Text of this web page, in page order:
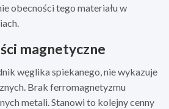
obecności tego materiału w
magnetyczne
węglika spiekanego, nie wykazuje
Brak ferromagnetyzmu
metali. Stanowi to kolejny cenny